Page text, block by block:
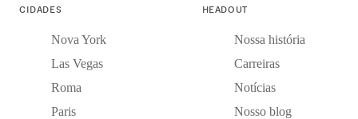
CIDADES
Nova York
Las Vegas
Roma
Paris
HEADOUT
Nossa história
Carreiras
Notícias
Nosso blog